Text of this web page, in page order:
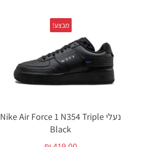
מבצע!
נעלי Nike Air Force 1 N354 Triple
Black